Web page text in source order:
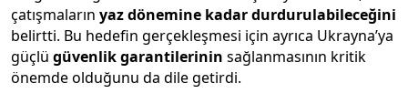
çatışmaların yaz dönemine kadar durdurulabileceğini
belirtti. Bu hedefin gerçekleşmesi için ayrıca Ukrayna’ya
güçlü güvenlik garantilerinin sağlanmasının kritik
önemde olduğunu da dile getirdi.